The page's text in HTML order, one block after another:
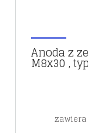
Anoda z
M8x30 ,
zawiera